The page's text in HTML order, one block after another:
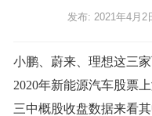
发布: 2021年4月2
小鹏、蔚来、理想这三
2020年新能源汽车股票
三中概股收盘数据来看